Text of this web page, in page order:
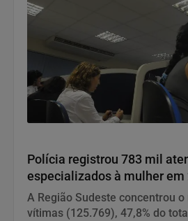
Polícia registrou 783 mil
especializados à mulher em
A Região Sudeste concentrou
vítimas (125.769), 47,8% do